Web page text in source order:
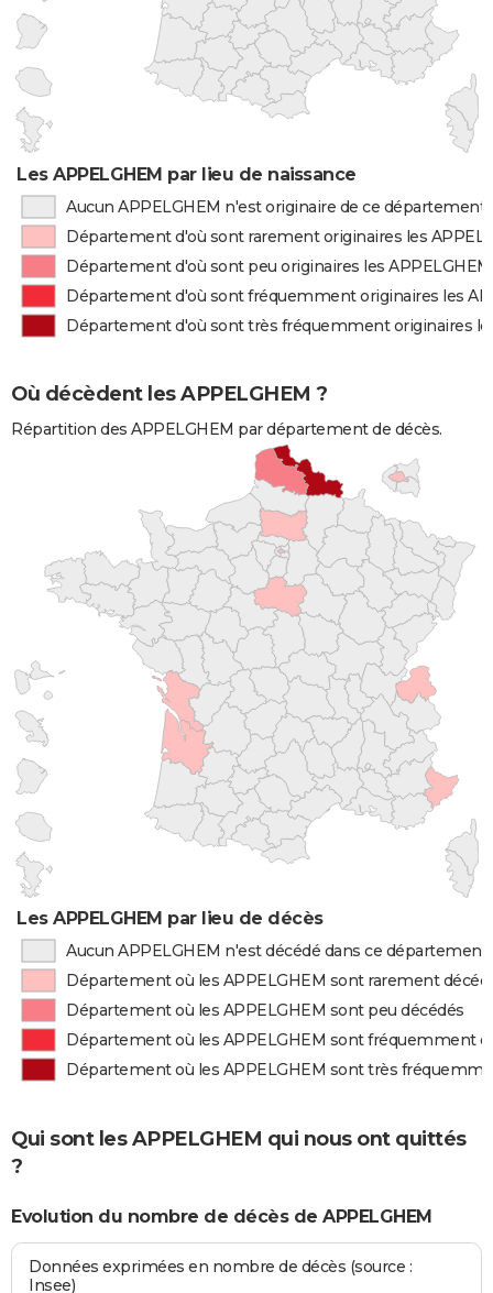
Les APPELGHEM par lieu de naissance
Aucun APPELGHEM n'est originaire de ce département
Département d'où sont rarement originaires les
Département d'où sont peu originaires les APPELGHEM
Département d'où sont fréquemment originaires les
Département d'où sont très fréquemment originaires
Où décèdent les APPELGHEM ?
Répartition des APPELGHEM par département de décès.
Les APPELGHEM par lieu de décès
Aucun APPELGHEM n'est décédé dans ce département
Département où les APPELGHEM sont rarement
Département où les APPELGHEM sont peu décédés
Département où les APPELGHEM sont fréquemment
Département où les APPELGHEM sont très
Qui sont les APPELGHEM qui nous ont quittés
?
Evolution du nombre de décès de APPELGHEM
Données exprimées en nombre de décès (source :
Insee)